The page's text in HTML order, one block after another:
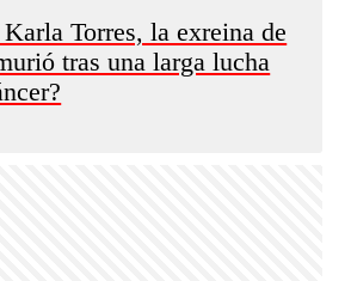
Torres, la exreina de
tras una larga lucha